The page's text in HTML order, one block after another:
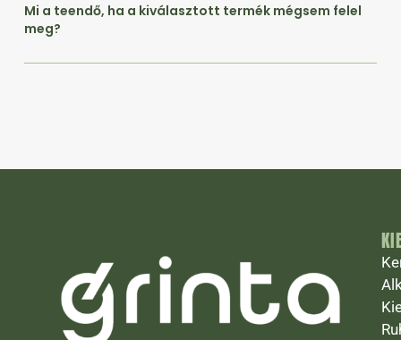
Mi a teendő, ha a kiválasztott termék mégsem felel
meg?